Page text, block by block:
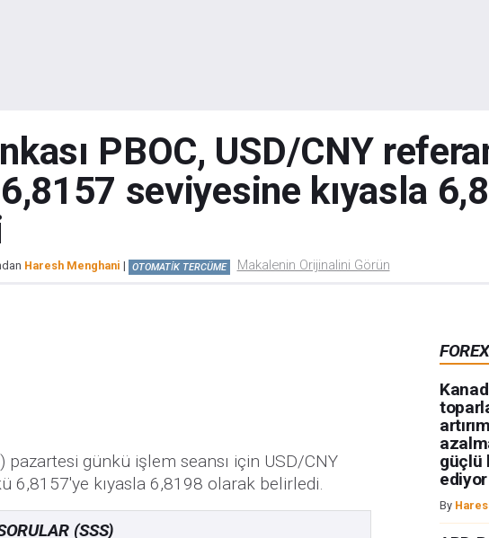
PBOC, USD/CNY
seviyesine kıyasla
Haresh Menghani | OTOMATİK TERCÜME Makalenin Orijinalini Görün
pazartesi günkü işlem seansı için USD/CNY
6,8157'ye kıyasla 6,8198 olarak belirledi.
(SSS)
güçlü
ediyor
By